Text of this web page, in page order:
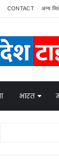
CONTACT अन्य
भारत